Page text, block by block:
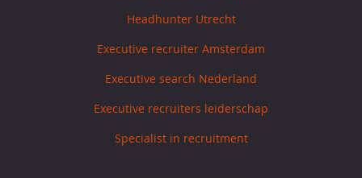
Headhunter Utrecht
Executive recruiter Amsterdam
Executive search Nederland
Executive recruiters leiderschap
Specialist in recruitment